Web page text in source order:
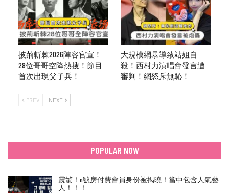
披荊斬棘2026陣容官宣！
28位哥哥空降熱搜！節目
首次出現父子兵！
大規模網暴導致站姐自
殺！西村力演唱會發言遭
審判！網怒斥無恥！
PREV NEXT
POPULAR NOW
震驚！n號房付費會員身份被揭曉！當中包含人氣藝
人！！！